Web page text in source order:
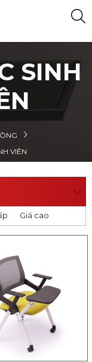
SINH
VIÊN
Giá cao